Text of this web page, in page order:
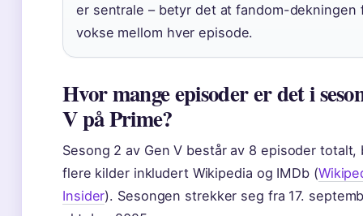
er sentrale – betyr det at fandom-dekningen
vokse mellom hver episode.
Hvor mange episoder er det i
V på Prime?
Sesong 2 av Gen V består av 8 episoder
flere kilder inkludert Wikipedia og IMDb (
Insider). Sesongen strekker seg fra 17.